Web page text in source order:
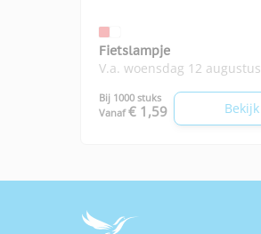
Fietslampje
V.a. woensdag 12 augustus
Bij 1000 stuks
Vanaf € 1,59 Bekijk